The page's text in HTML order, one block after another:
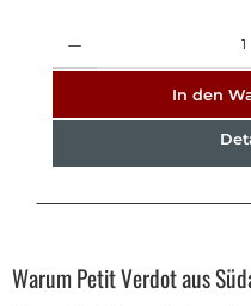
In den
Warum Petit Verdot aus